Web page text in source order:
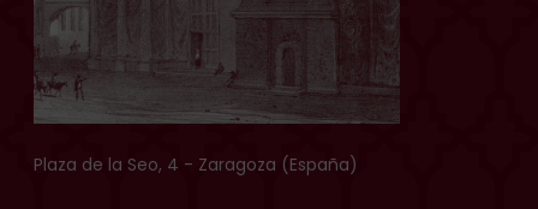
Plaza de la Seo, 4 - Zaragoza (España)